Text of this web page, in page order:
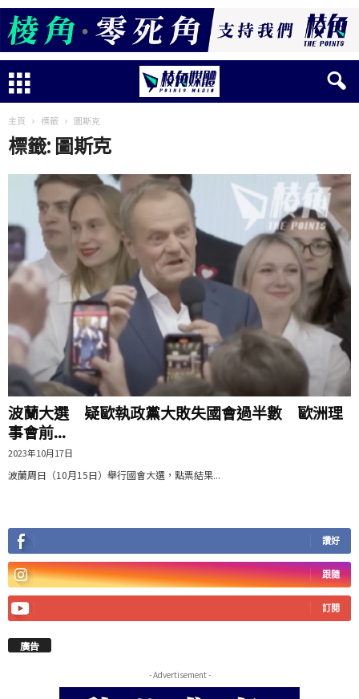
主頁 標籤 圖斯克
標籤: 圖斯克
波蘭大選 疑歐執政黨大敗失國會過半數 歐洲理
事會前...
2023年10月17日
波蘭周日（10月15日）舉行國會大選，點票結果...
讚好
跟隨
訂閱
廣告
- Advertisement -